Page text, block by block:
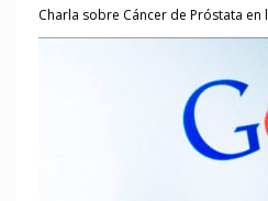
Charla sobre Cáncer de Próstata en